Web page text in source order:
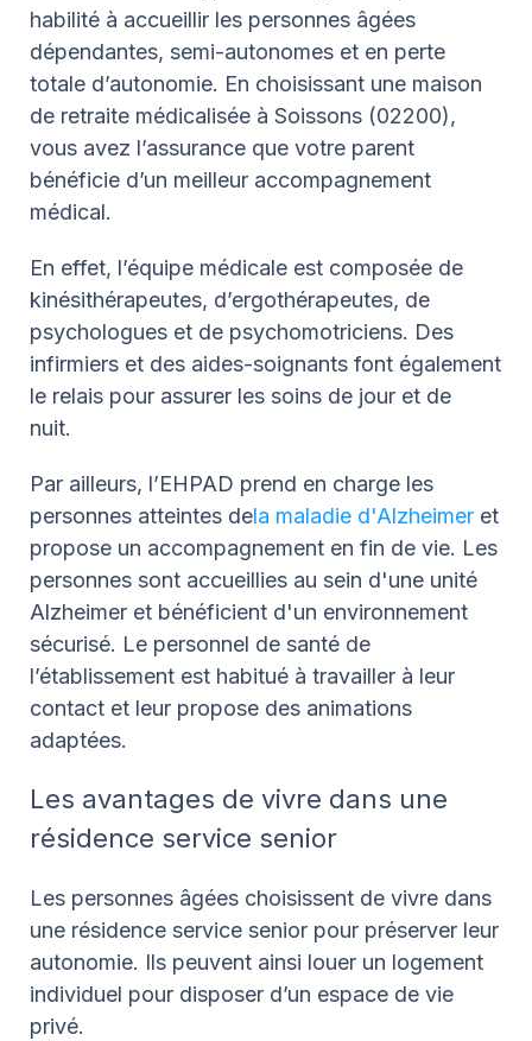
habilité à accueillir les personnes âgées
dépendantes, semi-autonomes et en perte
totale d’autonomie. En choisissant une maison
de retraite médicalisée à Soissons (02200),
vous avez l’assurance que votre parent
bénéficie d’un meilleur accompagnement
médical.
En effet, l’équipe médicale est composée de
kinésithérapeutes, d’ergothérapeutes, de
psychologues et de psychomotriciens. Des
infirmiers et des aides-soignants font également
le relais pour assurer les soins de jour et de
nuit.
Par ailleurs, l’EHPAD prend en charge les
personnes atteintes dela maladie d'Alzheimer et
propose un accompagnement en fin de vie. Les
personnes sont accueillies au sein d'une unité
Alzheimer et bénéficient d'un environnement
sécurisé. Le personnel de santé de
l’établissement est habitué à travailler à leur
contact et leur propose des animations
adaptées.
Les avantages de vivre dans une
résidence service senior
Les personnes âgées choisissent de vivre dans
une résidence service senior pour préserver leur
autonomie. Ils peuvent ainsi louer un logement
individuel pour disposer d’un espace de vie
privé.